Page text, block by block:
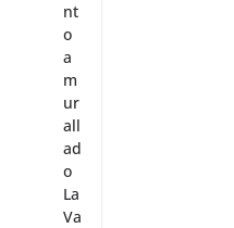
nt
o
a
m
ur
all
ad
o
La
Va